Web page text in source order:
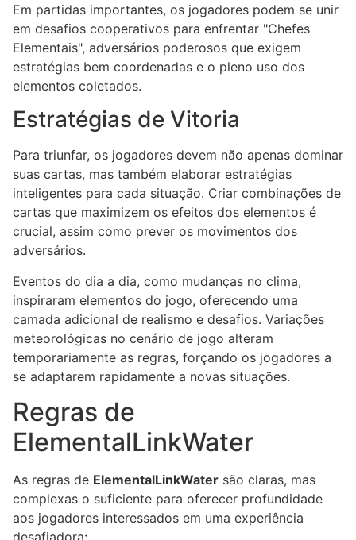
Em partidas importantes, os jogadores podem se unir
em desafios cooperativos para enfrentar "Chefes
Elementais", adversários poderosos que exigem
estratégias bem coordenadas e o pleno uso dos
elementos coletados.
Estratégias de Vitoria
Para triunfar, os jogadores devem não apenas dominar
suas cartas, mas também elaborar estratégias
inteligentes para cada situação. Criar combinações de
cartas que maximizem os efeitos dos elementos é
crucial, assim como prever os movimentos dos
adversários.
Eventos do dia a dia, como mudanças no clima,
inspiraram elementos do jogo, oferecendo uma
camada adicional de realismo e desafios. Variações
meteorológicas no cenário de jogo alteram
temporariamente as regras, forçando os jogadores a
se adaptarem rapidamente a novas situações.
Regras de
ElementalLinkWater
As regras de ElementalLinkWater são claras, mas
complexas o suficiente para oferecer profundidade
aos jogadores interessados em uma experiência
desafiadora: